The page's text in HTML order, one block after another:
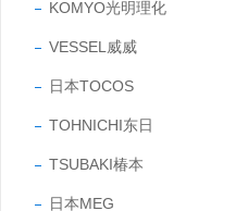
KOMYO光明理化
VESSEL威威
日本TOCOS
TOHNICHI东日
TSUBAKI椿本
日本MEG